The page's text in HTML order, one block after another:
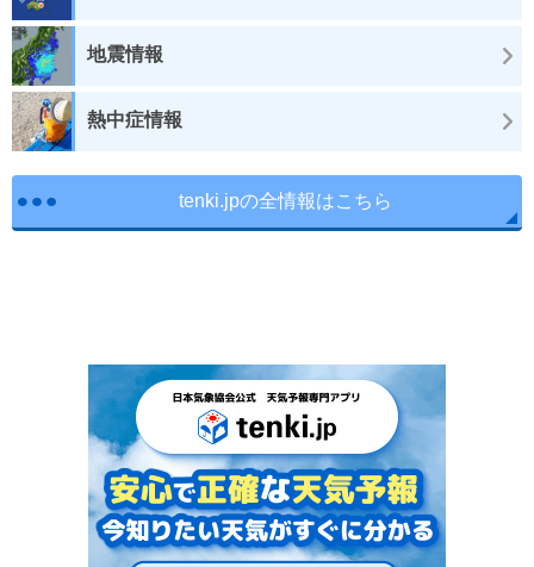
地震情報
熱中症情報
tenki.jpの全情報はこちら